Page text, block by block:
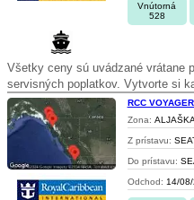
Vnútorná
528
Všetky ceny sú uvádzané vrátane
servisných poplatkov. Vytvorte si
RCC
Zona: ALJAŠKA
Z prístavu:
Do prístavu:
Odchod: 14/